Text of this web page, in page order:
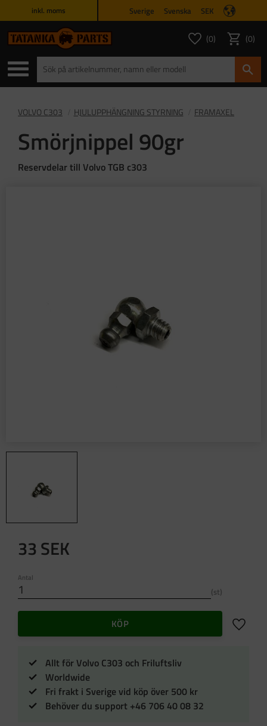
inkl. moms Sverige Svenska SEK
Favoriter
ANTAL
0 Kundvagn
0
VOLVO C303 HJULUPPHÄNGNING STYRNING FRAMAXEL
Smörjnippel 90gr
Reservdelar till Volvo TGB c303
33 SEK
Antal
st
KÖP Lägg
Allt för Volvo C303 och Friluftsliv
Worldwide
Fri frakt i Sverige vid köp över 500 kr
Behöver du support +46 706 40 08 32